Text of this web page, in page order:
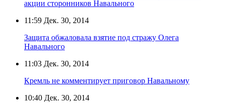
акции сторонников Навального
11:59 Дек. 30, 2014
Защита обжаловала взятие под стражу Олега
Навального
11:03 Дек. 30, 2014
Кремль не комментирует приговор Навальному
10:40 Дек. 30, 2014